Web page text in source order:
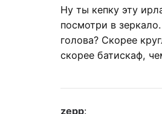
Ну ты кепку эту
посмотри в
голова? Скорее
скорее батискаф,
zepp: